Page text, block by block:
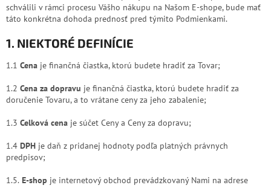
schválili v rámci procesu Vášho nákupu na Našom E-shope, bude mať
táto konkrétna dohoda prednosť pred týmito Podmienkami.
1. NIEKTORÉ DEFINÍCIE
1.1 Cena je finančná čiastka, ktorú budete hradiť za Tovar;
1.2 Cena za dopravu je finančná čiastka, ktorú budete hradiť za
doručenie Tovaru, a to vrátane ceny za jeho zabalenie;
1.3 Celková cena je súčet Ceny a Ceny za dopravu;
1.4 DPH je daň z pridanej hodnoty podľa platných právnych
predpisov;
1.5. E-shop je internetový obchod prevádzkovaný Nami na adrese